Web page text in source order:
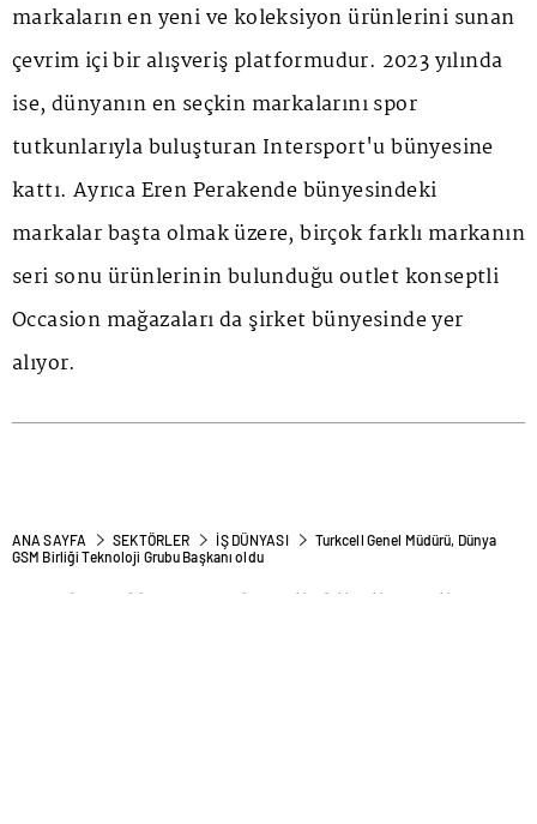
markaların en yeni ve koleksiyon ürünlerini sunan
çevrim içi bir alışveriş platformudur. 2023 yılında
ise, dünyanın en seçkin markalarını spor
tutkunlarıyla buluşturan Intersport'u bünyesine
kattı. Ayrıca Eren Perakende bünyesindeki
markalar başta olmak üzere, birçok farklı markanın
seri sonu ürünlerinin bulunduğu outlet konseptli
Occasion mağazaları da şirket bünyesinde yer
alıyor.
ANA SAYFA SEKTÖRLER İŞ DÜNYASI
Turkcell Genel Müdürü, Dünya
GSM Birliği Teknoloji Grubu Başkanı oldu
Turkcell Genel Müdürü, Dünya